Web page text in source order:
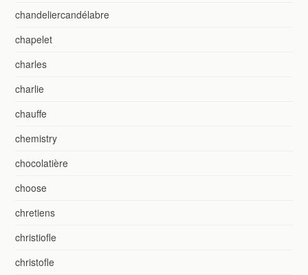
chandeliercandélabre
chapelet
charles
charlie
chauffe
chemistry
chocolatière
choose
chretiens
christiofle
christofle